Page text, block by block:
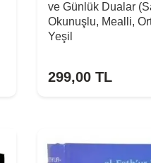
ve Günlük Dualar
Okunuşlu, Mealli,
Yeşil
299,00 TL